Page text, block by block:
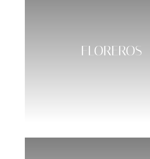
FLOREROS